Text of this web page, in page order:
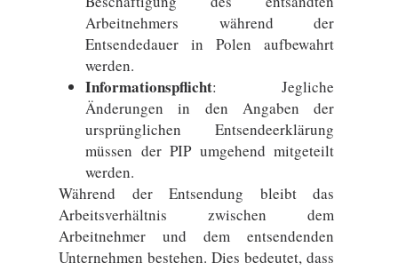
Arbeitnehmers während der
Entsendedauer in Polen aufbewahrt
werden.
Informationspflicht: Jegliche
Änderungen in den Angaben der
ursprünglichen Entsendeerklärung
müssen der PIP umgehend mitgeteilt
werden.
Während der Entsendung bleibt das
Arbeitsverhältnis zwischen dem
Arbeitnehmer und dem entsendenden
Unternehmen bestehen. Dies bedeutet, dass